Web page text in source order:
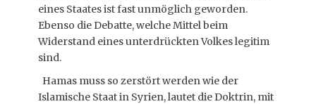
eines Staates ist fast unmöglich geworden.
Ebenso die Debatte, welche Mittel beim
Widerstand eines unterdrückten Volkes legitim
sind.
Hamas muss so zerstört werden wie der
Islamische Staat in Syrien, lautet die Doktrin, mit